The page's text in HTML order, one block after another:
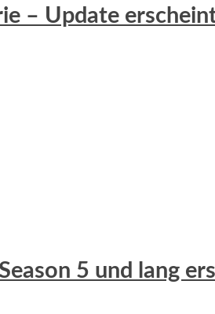
– Update
5 und lang